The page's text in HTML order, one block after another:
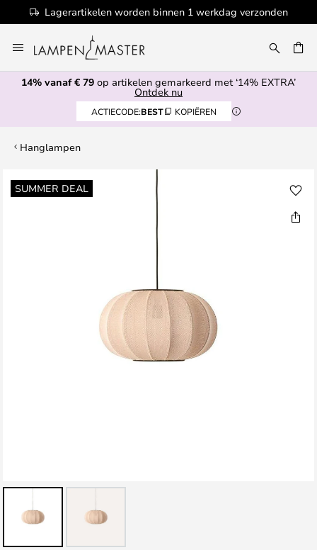
Lagerartikelen worden binnen 1 werkdag verzonden
naar
de
inhoud
14% vanaf € 79 op artikelen gemarkeerd met ‘14% EXTRA’
Ontdek nu
ACTIECODE:BEST KOPIËREN
Hanglampen
SUMMER DEAL
Ga
naar